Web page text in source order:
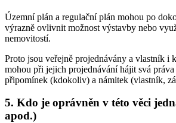
Územní plán a regulační plán mohou po
výrazně ovlivnit možnost výstavby nebo
nemovitostí.
Proto jsou veřejně projednávány a vlastník i
mohou při jejich projednávání hájit svá
připomínek (kdokoliv) a námitek (vlastník,
5. Kdo je oprávněn v této věci
apod.)